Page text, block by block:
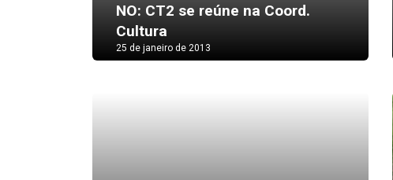
NO: CT2 se reúne na Coord.
Cultura
25 de janeiro de 2013